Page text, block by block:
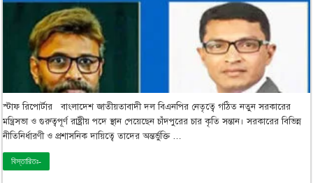
স্টাফ রিপোর্টার বাংলাদেশ জাতীয়তাবাদী দল বিএনপির নেতৃত্বে গঠিত নতুন সরকারের
মন্ত্রিসভা ও গুরুত্বপূর্ণ রাষ্ট্রীয় পদে স্থান পেয়েছেন চাঁদপুরের চার কৃতি সন্তান। সরকারের বিভিন্ন
নীতিনির্ধারণী ও প্রশাসনিক দায়িত্বে তাদের অন্তর্ভুক্তি …
বিস্তারিতঃ-